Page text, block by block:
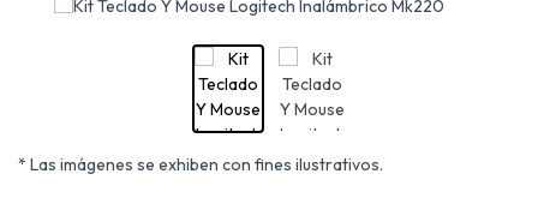
* Las imágenes se exhiben con fines ilustrativos.